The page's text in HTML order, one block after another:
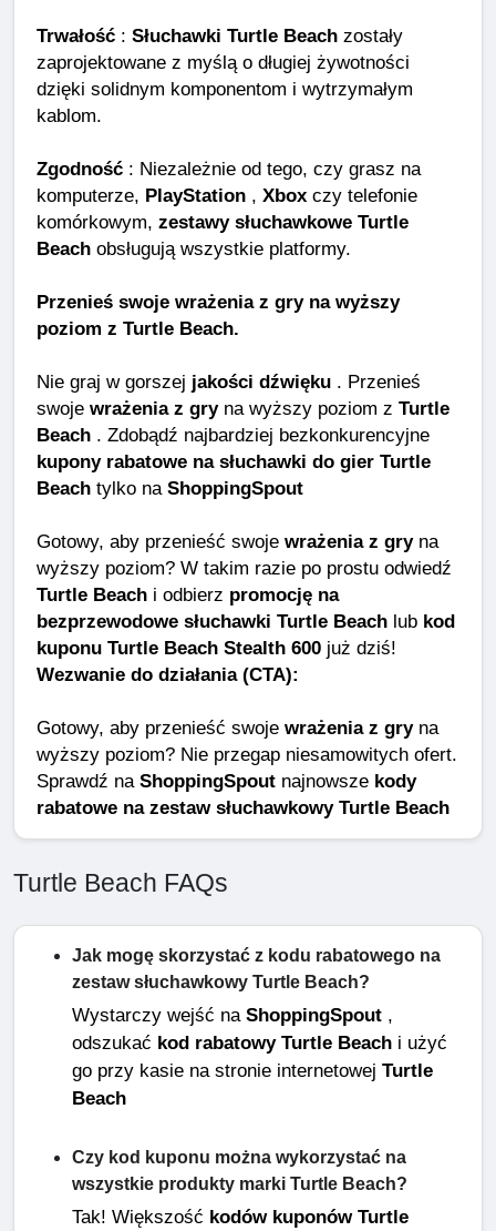
Trwałość : Słuchawki Turtle Beach zostały
zaprojektowane z myślą o długiej żywotności
dzięki solidnym komponentom i wytrzymałym
kablom.
Zgodność : Niezależnie od tego, czy grasz na
komputerze, PlayStation , Xbox czy telefonie
komórkowym, zestawy słuchawkowe Turtle
Beach obsługują wszystkie platformy.
Przenieś swoje wrażenia z gry na wyższy
poziom z Turtle Beach.
Nie graj w gorszej jakości dźwięku . Przenieś
swoje wrażenia z gryna wyższy poziom z Turtle
Beach . Zdobądź najbardziej bezkonkurencyjne
kupony rabatowe na słuchawki do gier Turtle
Beach tylko na ShoppingSpout
Gotowy, aby przenieść swoje wrażenia z gryna
wyższy poziom? W takim razie po prostu odwiedź
Turtle Beach i odbierz promocję na
bezprzewodowe słuchawki Turtle Beach lub kod
kuponu Turtle Beach Stealth 600 już dziś!
Wezwanie do działania (CTA):
Gotowy, aby przenieść swoje wrażenia z gryna
wyższy poziom? Nie przegap niesamowitych ofert.
Sprawdź na ShoppingSpout najnowsze kody
rabatowe na zestaw słuchawkowy Turtle Beach
Turtle Beach FAQs
Jak mogę skorzystać z kodu rabatowego na
zestaw słuchawkowy Turtle Beach?
Wystarczy wejść na ShoppingSpout ,
odszukać kod rabatowy Turtle Beach i użyć
go przy kasie na stronie internetowej Turtle
Beach
Czy kod kuponu można wykorzystać na
wszystkie produkty marki Turtle Beach?
Tak! Większość kodów kuponów Turtle